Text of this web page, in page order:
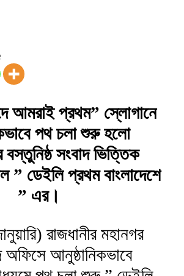
আমরাই প্রথম” স্লোগানে
পথ চলা শুরু হলো
বস্তুনিষ্ঠ সংবাদ ভিত্তিক
” ডেইলি প্রথম বাংলাদেশে
” এর।
রাজধানীর মহানগর
অফিসে আনুষ্ঠানিকভাবে